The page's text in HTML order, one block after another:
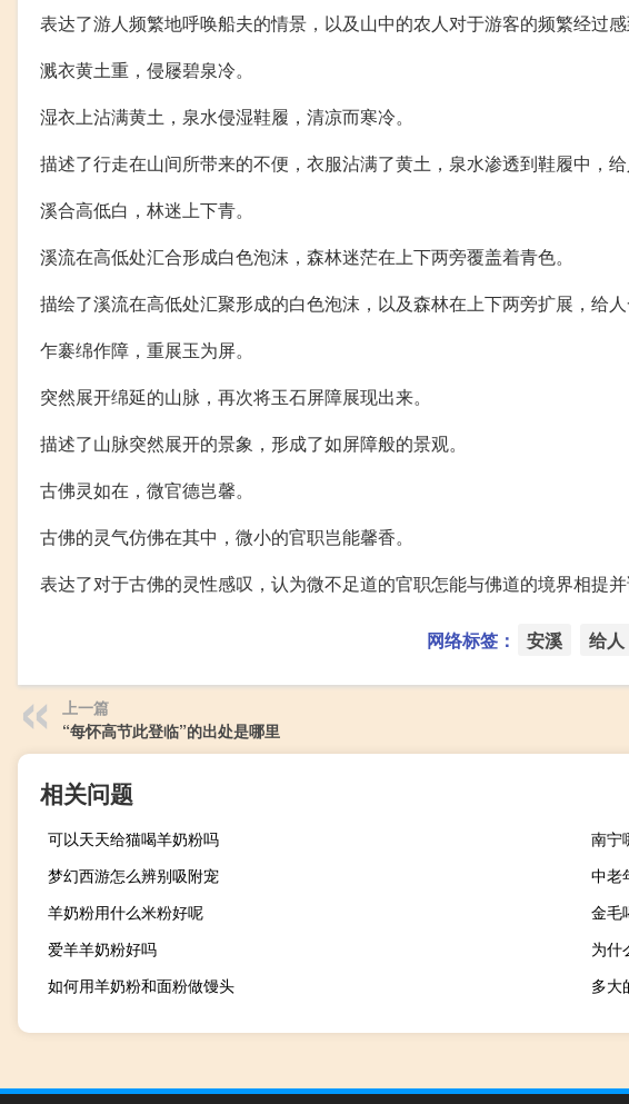
表达了游人频繁地呼唤船夫的情景，以及山中的农人对于游客的频繁经过感
溅衣黄土重，侵屦碧泉冷。
湿衣上沾满黄土，泉水侵湿鞋履，清凉而寒冷。
描述了行走在山间所带来的不便，衣服沾满了黄土，泉水渗透到鞋履中，给
溪合高低白，林迷上下青。
溪流在高低处汇合形成白色泡沫，森林迷茫在上下两旁覆盖着青色。
描绘了溪流在高低处汇聚形成的白色泡沫，以及森林在上下两旁扩展，给人
乍褰绵作障，重展玉为屏。
突然展开绵延的山脉，再次将玉石屏障展现出来。
描述了山脉突然展开的景象，形成了如屏障般的景观。
古佛灵如在，微官德岂馨。
古佛的灵气仿佛在其中，微小的官职岂能馨香。
表达了对于古佛的灵性感叹，认为微不足道的官职怎能与佛道的境界相提并
网络标签： 安溪 给人
上一篇
“每怀高节此登临”的出处是哪里
相关问题
可以天天给猫喝羊奶粉吗
南宁
梦幻西游怎么辨别吸附宠
中老
羊奶粉用什么米粉好呢
金毛
爱羊羊奶粉好吗
为什
如何用羊奶粉和面粉做馒头
多大